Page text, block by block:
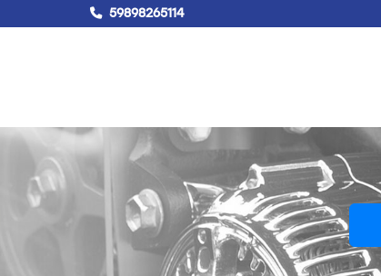
59898265114